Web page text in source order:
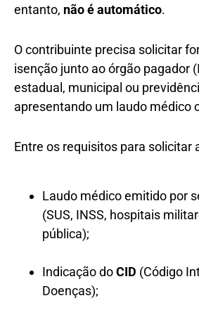
entanto, não é automático.
O contribuinte precisa solicitar
isenção junto ao órgão pagador
estadual, municipal ou
apresentando um laudo médico
Entre os requisitos para solicitar
Laudo médico emitido por
(SUS, INSS, hospitais
pública);
Indicação doCID (Código
Doenças);